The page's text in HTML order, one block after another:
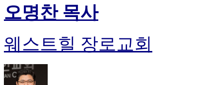
오명찬 목사
웨스트힐 장로교회